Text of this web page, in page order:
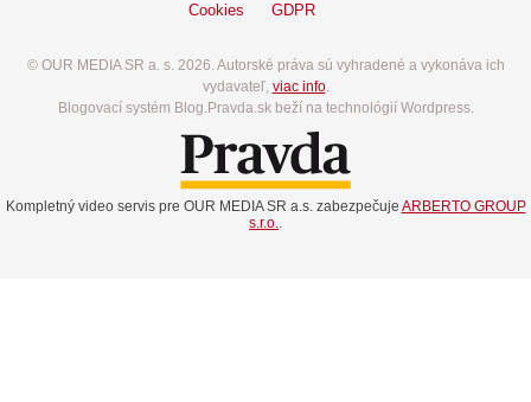
Cookies GDPR
© OUR MEDIA SR a. s. 2026. Autorské práva sú vyhradené a vykonáva ich
vydavateľ, viac info.
Blogovací systém Blog.Pravda.sk beží na technológií Wordpress.
Kompletný video servis pre OUR MEDIA SR a.s. zabezpečuje ARBERTO GROUP
s.r.o..